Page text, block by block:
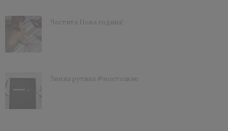
Честита Нова година!
Зимна рутина #моетоакне